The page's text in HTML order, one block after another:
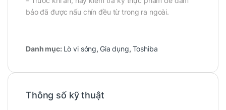
bảo đã được nấu chín đều từ trong ra ngoài.
Danh mục: Lò vi sóng, Gia dụng, Toshiba
Thông số kỹ thuật